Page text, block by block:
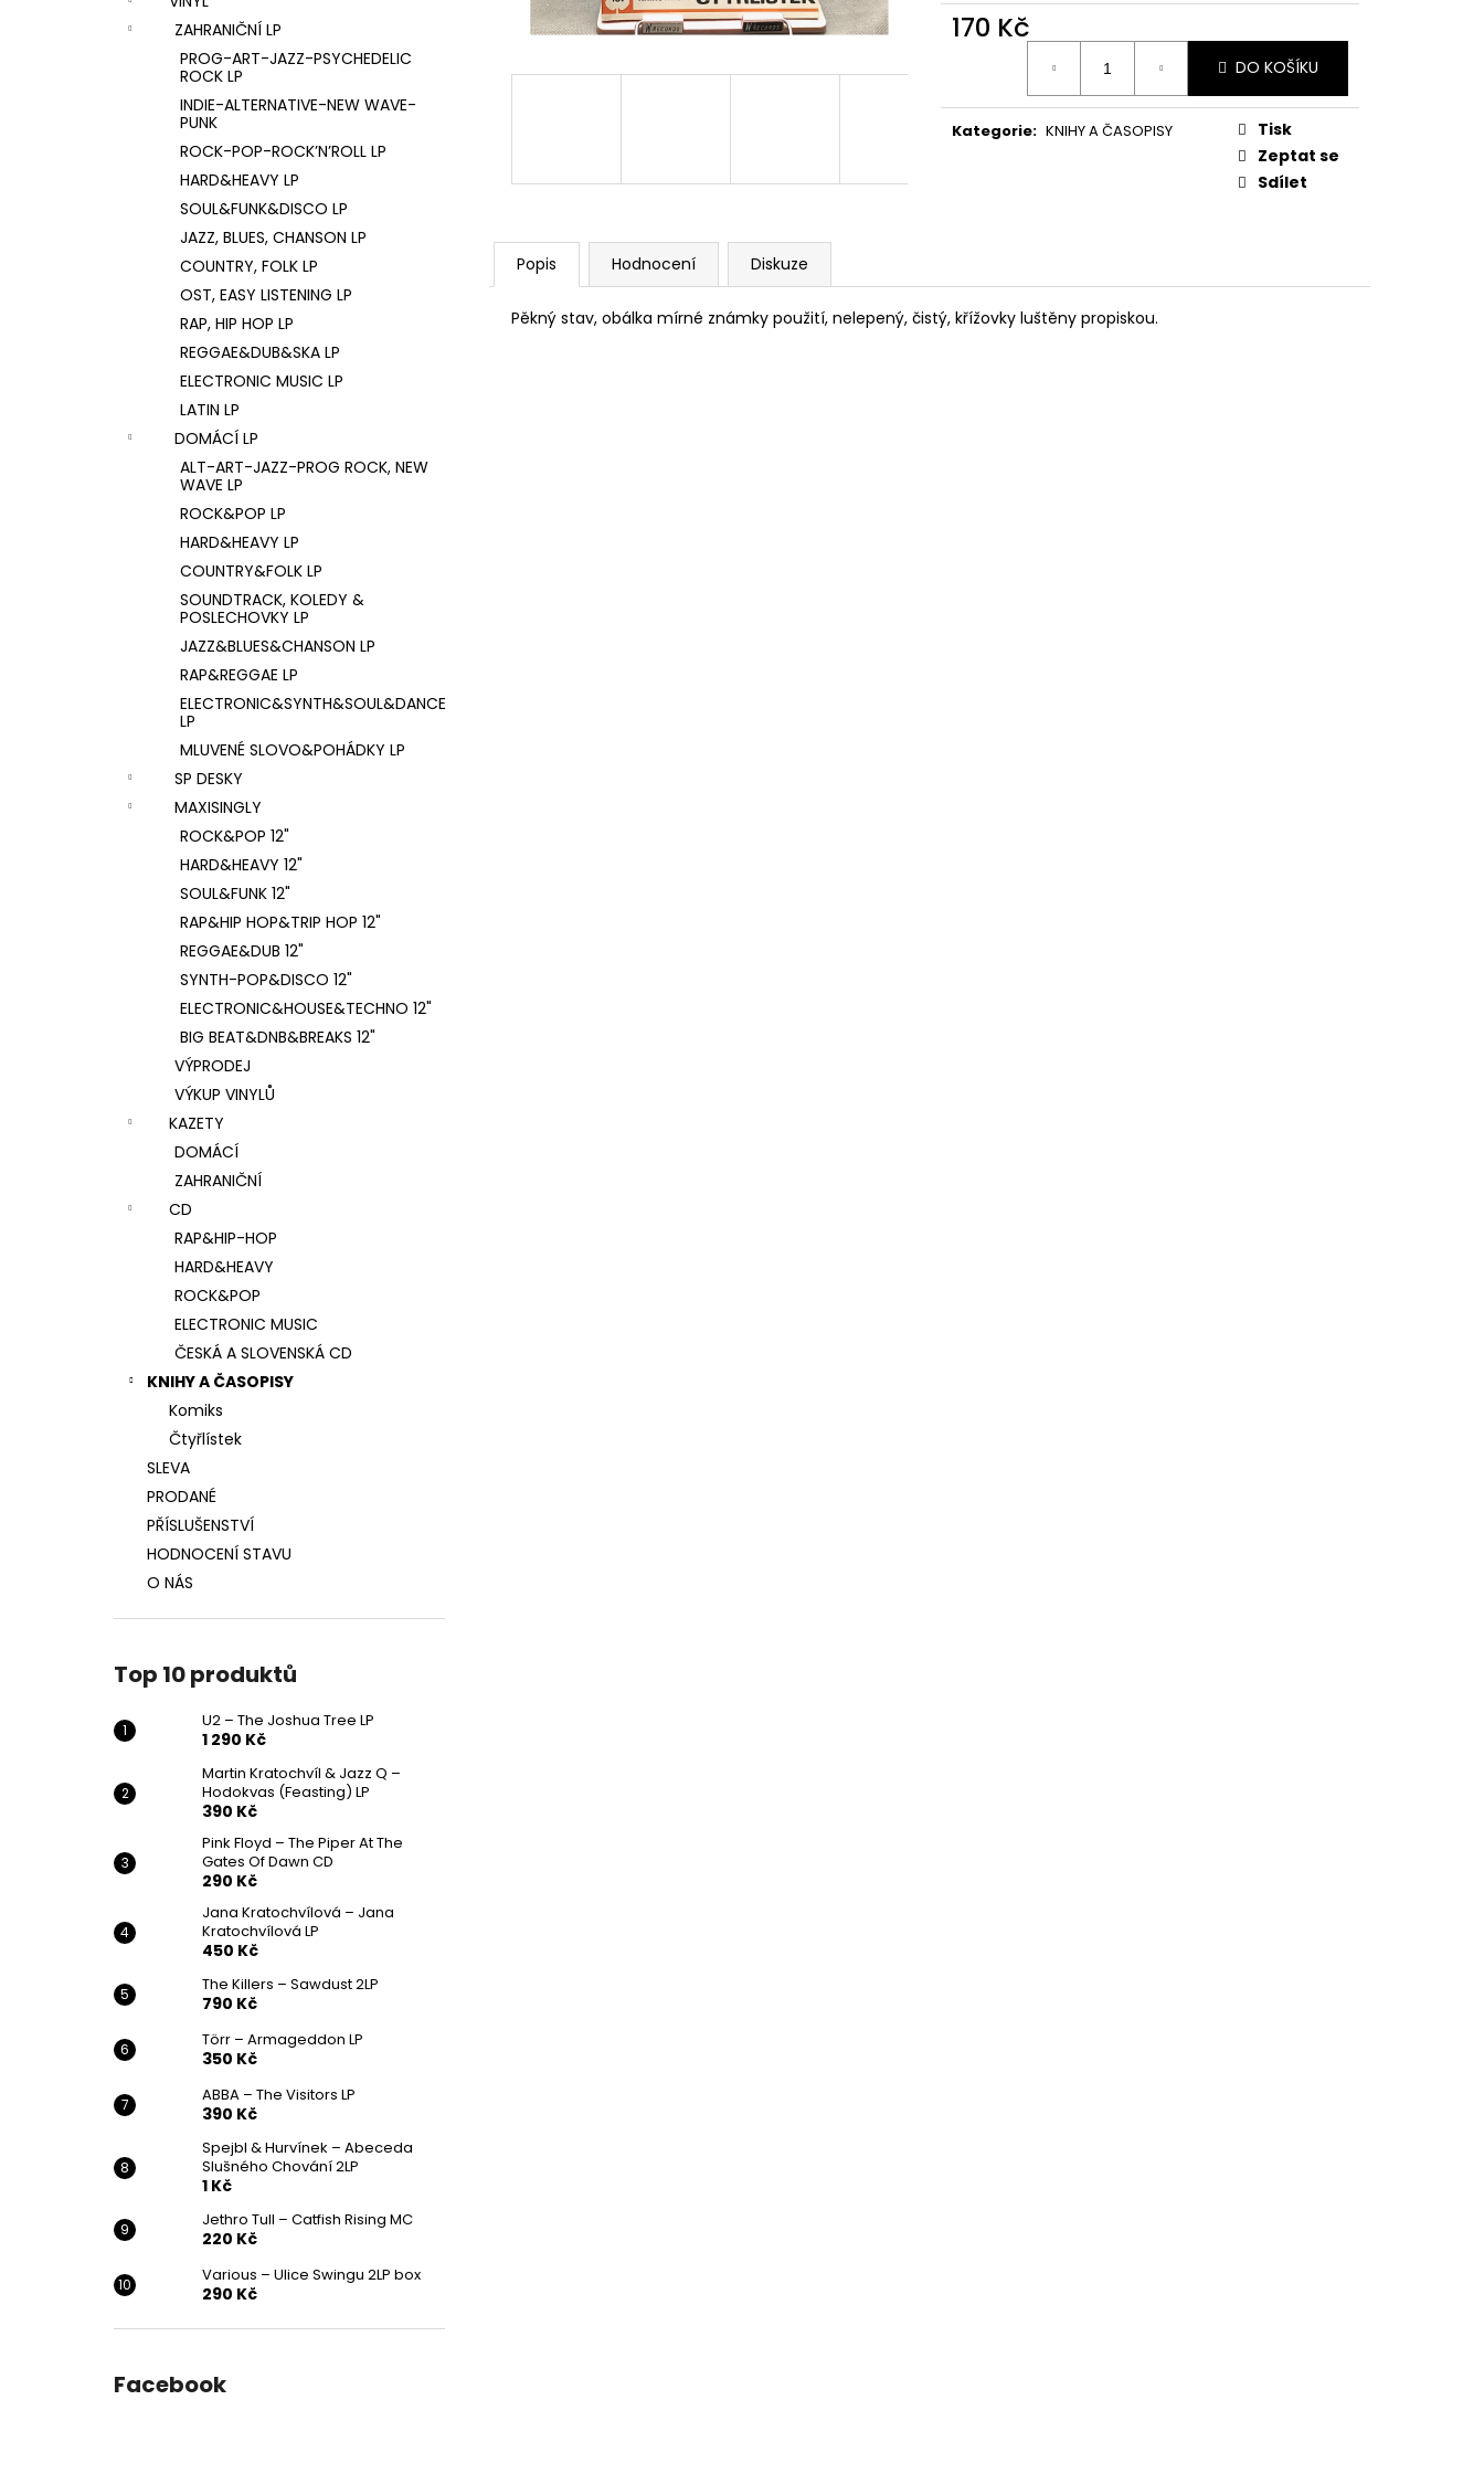
ZAHRANIČNÍ LP
PROG-ART-JAZZ-PSYCHEDELIC
ROCK LP
INDIE-ALTERNATIVE-NEW WAVE-
PUNK
ROCK-POP-ROCK’N’ROLL LP
HARD&HEAVY LP
SOUL&FUNK&DISCO LP
JAZZ, BLUES, CHANSON LP
COUNTRY, FOLK LP
OST, EASY LISTENING LP
RAP, HIP HOP LP
REGGAE&DUB&SKA LP
ELECTRONIC MUSIC LP
LATIN LP
DOMÁCÍ LP
ALT-ART-JAZZ-PROG ROCK, NEW
WAVE LP
ROCK&POP LP
HARD&HEAVY LP
COUNTRY&FOLK LP
SOUNDTRACK, KOLEDY &
POSLECHOVKY LP
JAZZ&BLUES&CHANSON LP
RAP&REGGAE LP
ELECTRONIC&SYNTH&SOUL&DANCE
LP
MLUVENÉ SLOVO&POHÁDKY LP
SP DESKY
MAXISINGLY
ROCK&POP 12"
HARD&HEAVY 12"
SOUL&FUNK 12"
RAP&HIP HOP&TRIP HOP 12"
REGGAE&DUB 12"
SYNTH-POP&DISCO 12"
ELECTRONIC&HOUSE&TECHNO 12"
BIG BEAT&DNB&BREAKS 12"
VÝPRODEJ
VÝKUP VINYLŮ
KAZETY
DOMÁCÍ
ZAHRANIČNÍ
CD
RAP&HIP-HOP
HARD&HEAVY
ROCK&POP
ELECTRONIC MUSIC
ČESKÁ A SLOVENSKÁ CD
KNIHY A ČASOPISY
Komiks
Čtyřlístek
SLEVA
PRODANÉ
PŘÍSLUŠENSTVÍ
HODNOCENÍ STAVU
O NÁS
Top 10 produktů
U2 – The Joshua Tree LP
1 290 Kč
Martin Kratochvíl & Jazz Q ‎–
Hodokvas (Feasting) LP
390 Kč
Pink Floyd – The Piper At The
Gates Of Dawn CD
290 Kč
Jana Kratochvílová – Jana
Kratochvílová LP
450 Kč
The Killers – Sawdust 2LP
790 Kč
Törr – Armageddon LP
350 Kč
ABBA – The Visitors LP
390 Kč
Spejbl & Hurvínek – Abeceda
Slušného Chování 2LP
1 Kč
Jethro Tull – Catfish Rising MC
220 Kč
Various ‎– Ulice Swingu 2LP box
290 Kč
Facebook
170 Kč
DO KOŠÍKU
Kategorie: KNIHY A ČASOPISY
Tisk
Zeptat se
Sdílet
Popis Hodnocení Diskuze
Pěkný stav, obálka mírné známky použití, nelepený, čistý, křížovky luštěny propiskou.
U2 – THE JOSHUA TREE LP
1 290 Kč
MARTIN KRATOCHVÍL & JAZZ Q ‎–
HODOKVAS (FEASTING) LP
PINK FLOYD – THE PIPER AT THE GATES
OF DAWN CD